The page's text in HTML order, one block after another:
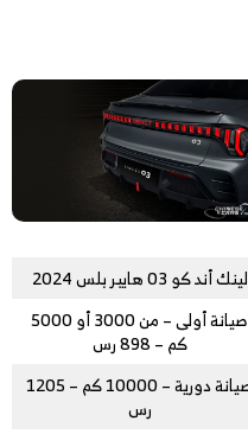
لينك أند كو 03 هايبر بلس 2024
صيانة أولى – من 3000 أو 5000
كم – 898 رس
صيانة دورية – 10000 كم – 1205
رس